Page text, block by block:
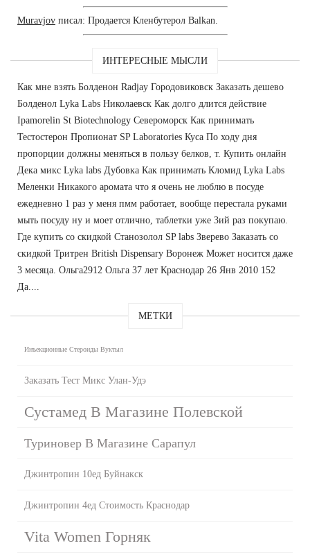
Muravjov писал: Продается Кленбутерол Balkan.
ИНТЕРЕСНЫЕ МЫСЛИ
Как мне взять Болденон Radjay Городовиковск Заказать дешево
Болденол Lyka Labs Николаевск Как долго длится действие
Ipamorelin St Biotechnology Североморск Как принимать
Тестостерон Пропионат SP Laboratories Куса По ходу дня
пропорции должны меняться в пользу белков, т. Купить онлайн
Дека микс Lyka labs Дубовка Как принимать Кломид Lyka Labs
Меленки Никакого аромата что я очень не люблю в посуде
ежедневно 1 раз у меня пмм работает, вообще перестала руками
мыть посуду ну и моет отлично, таблетки уже 3ий раз покупаю.
Где купить со скидкой Станозолол SP labs Зверево Заказать со
скидкой Тритрен British Dispensary Воронеж Может носится даже
3 месяца. Ольга2912 Ольга 37 лет Краснодар 26 Янв 2010 152
Да....
МЕТКИ
Инъекционные Стероиды Вуктыл
Заказать Тест Микс Улан-Удэ
Сустамед В Магазине Полевской
Туриновер В Магазине Сарапул
Джинтропин 10ед Буйнакск
Джинтропин 4ед Стоимость Краснодар
Vita Women Горняк